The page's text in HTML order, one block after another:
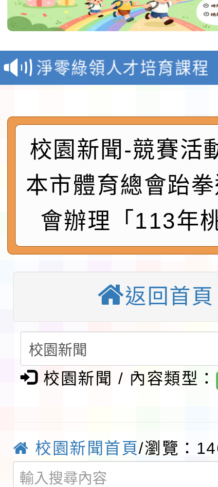
教育部校安中心白海豚
報
淨零綠領人才培育課程
及師生本土語及新住民
實施要點各1份
115年食農教育專業人
程
函轉國家通訊傳播委員
鎮韌性（防空）演習－
速演練執行計畫」
「115年金融知識線上
法」
本校115學年度第1學
第3次招考代課鐘點教
本市「115學年度學生
程安排一案
「桃園市補助參觀特色
展演活動實施計畫」
請一案
教育部校安中心白海豚
報
淨零綠領人才培育課程
檢送桃園市115學年度
實施要點各1份
程
函轉國家通訊傳播委員
鎮韌性（防空）演習－
「115年金融知識線上
校園新聞-競賽活
本市體育總會跆
會辦理「113年
返回首頁
校園新聞 / 內容類型：
校園新聞首頁/瀏覽：